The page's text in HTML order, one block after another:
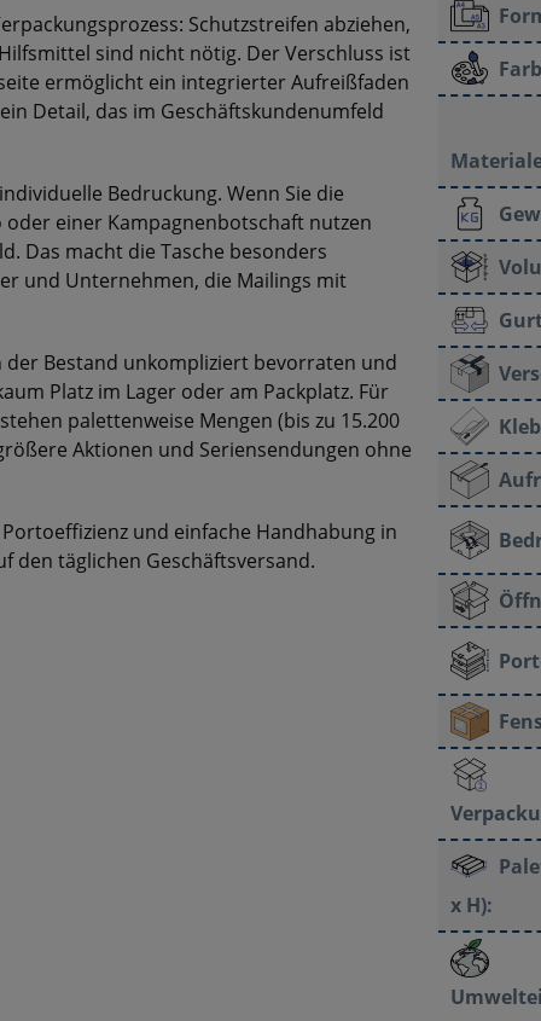
Schutzstreifen abziehen,
sind nicht nötig. Der Verschluss ist
ermöglicht ein integrierter Aufreißfaden
Detail, das im Geschäftskundenumfeld
Bedruckung. Wenn Sie die
einer Kampagnenbotschaft nutzen
Das macht die Tasche besonders
und Unternehmen, die Mailings mit
Bestand unkompliziert bevorraten und
Platz im Lager oder am Packplatz. Für
palettenweise Mengen (bis zu 15.200
Aktionen und Seriensendungen ohne
und einfache Handhabung in
den täglichen Geschäftsversand.
x H):